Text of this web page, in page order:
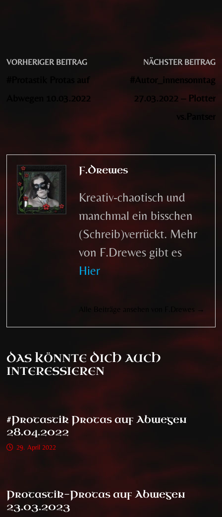
Beitragsnavigation
VORHERIGER BEITRAGVorheriger
Beitrag:
#Protastik Protas auf
Abwegen 10.03.2022
NÄCHSTER BEITRAG
#Autor_innensonntag
27.03.2022 – Plotter
vs.Pantser
F.Drewes
Kreativ-chaotisch und
manchmal ein bisschen
(Schreib)verrückt. Mehr
von F.Drewes gibt es
Hier
Alle Beiträge ansehen von F.Drewes →
DAS KÖNNTE DICH AUCH
INTERESSIEREN
#Protastik Protas auf Abwegen
28.04.2022
29. April 2022
Protastik-Protas auf Abwegen
23.03.2023